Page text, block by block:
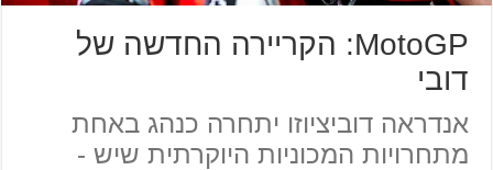
MotoGP: הקריירה החדשה של
דובי
אנדראה דוביציוזו יתחרה כנהג באחת
מתחרויות המכוניות היוקרתית שיש -